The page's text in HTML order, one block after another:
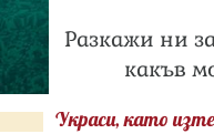
Разкажи ни
какъв
Украси, като